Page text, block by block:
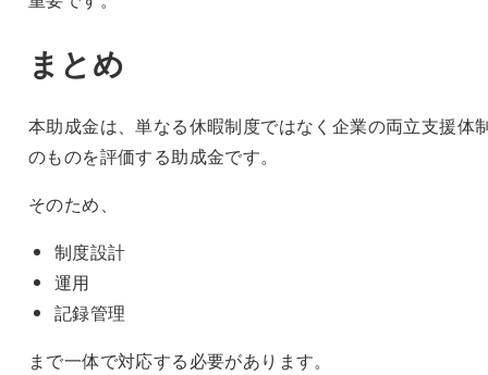
まとめ
本助成金は、単なる休暇制度ではなく企業の両立支援体
のものを評価する助成金です。
そのため、
制度設計
運用
記録管理
まで一体で対応する必要があります。